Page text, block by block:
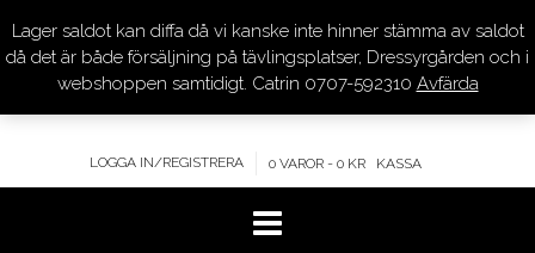
DRESSYR.COM
KVALITET – KOMPETENS – SERVICE
LOGGA IN/REGISTRERA 0 VAROR - 0 KR KASSA
Lager saldot kan diffa då vi kanske inte hinner stämma av saldot
då det är både försäljning på tävlingsplatser, Dressyrgården och i
webshoppen samtidigt. Catrin 0707-592310 Avfärda